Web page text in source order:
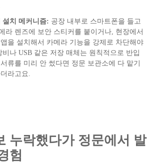
설치 메커니즘: 공장 내부로 스마트폰을 들고
라 렌즈에 보안 스티커를 붙이거나, 현장에서
을 설치해서 카메라 기능을 강제로 차단해야
나 USB 같은 저장 매체는 원칙적으로 반입
류를 미리 안 썼다면 정문 보관소에 다 맡기
라고요.
누락했다가 정문에서 발
험